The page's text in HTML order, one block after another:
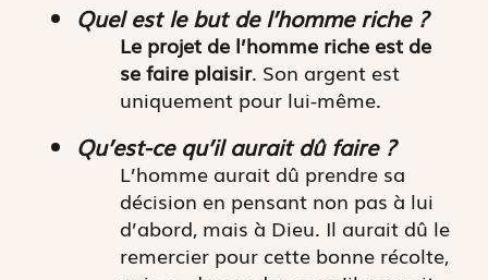
Quel est le but de l’homme riche ?
Le projet de l’homme riche est de
se faire plaisir. Son argent est
uniquement pour lui-même.
Qu’est-ce qu’il aurait dû faire ?
L’homme aurait dû prendre sa
décision en pensant non pas à lui
d’abord, mais à Dieu. Il aurait dû le
remercier pour cette bonne récolte,